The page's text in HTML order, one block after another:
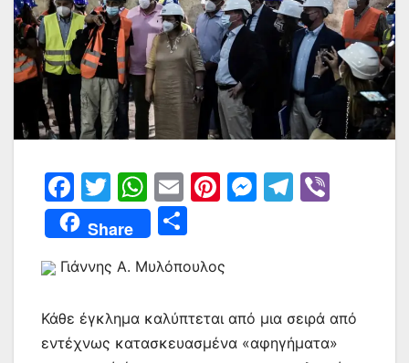
F
a
c
e
b
o
T
w
itt
er
W
h
at
s
A
p
E
m
ai
l
Pi
e
M
n
T
m
Share
ρ
α
σ
Γιάννης Α. Μυλόπουλος
Κάθε έγκλημα καλύπτεται από μια σειρά από
εντέχνως κατασκευασμένα «αφηγήματα»